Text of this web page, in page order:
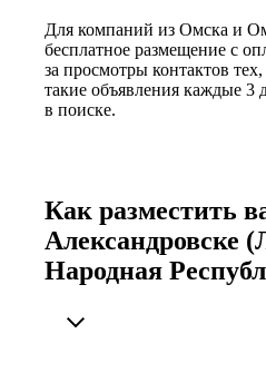
Для компаний из Омска и
бесплатное размещение с
за просмотры контактов
такие объявления каждые 3
в поиске.
Как разместить
Александровске
Народная